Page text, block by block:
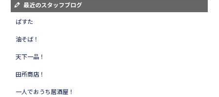
最近のスタッフブログ
ぱすた
油そば！
天下一品！
田所商店！
一人でおうち居酒屋！